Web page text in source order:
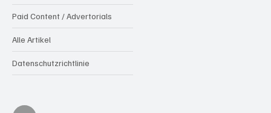
Paid Content / Advertorials
Alle Artikel
Datenschutzrichtlinie